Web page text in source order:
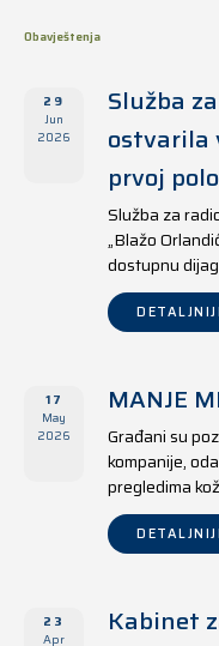
Obavještenja
29
Jun
2026
Služba
ostvarila
prvoj
Služba za
„Blažo
dostupnu
svjedoče i
do 17. juna
17
May
2026
MANJE
Građani su
kompanije,
pregledima
godine u
državnim tako
23
Apr
Kabinet